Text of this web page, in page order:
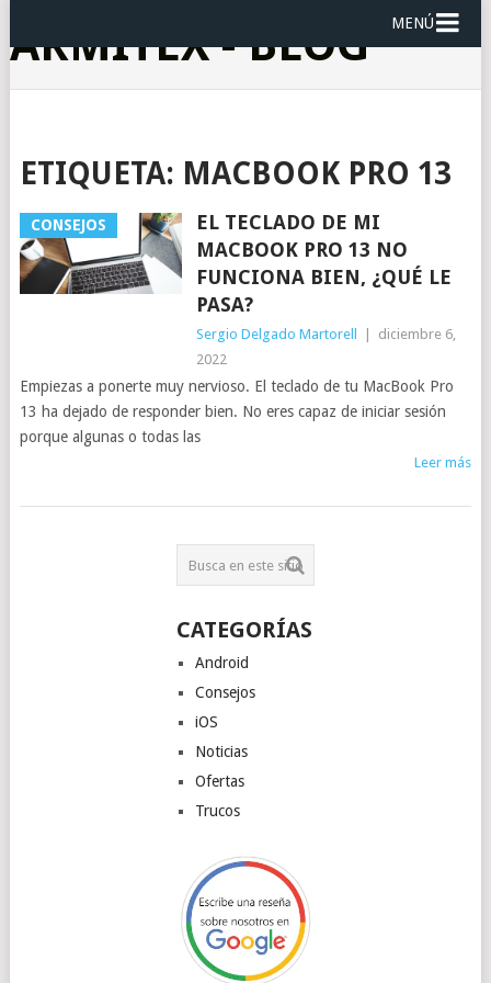
ARMITEX - BLOG MENÚ
ETIQUETA: MACBOOK PRO 13
CONSEJOS
EL TECLADO DE MI
MACBOOK PRO 13 NO
FUNCIONA BIEN, ¿QUÉ LE
PASA?
Sergio Delgado Martorell
diciembre 6,
2022
Empiezas a ponerte muy nervioso. El teclado de tu MacBook Pro
13 ha dejado de responder bien. No eres capaz de iniciar sesión
porque algunas o todas las
Leer más
CATEGORÍAS
Android
Consejos
iOS
Noticias
Ofertas
Trucos